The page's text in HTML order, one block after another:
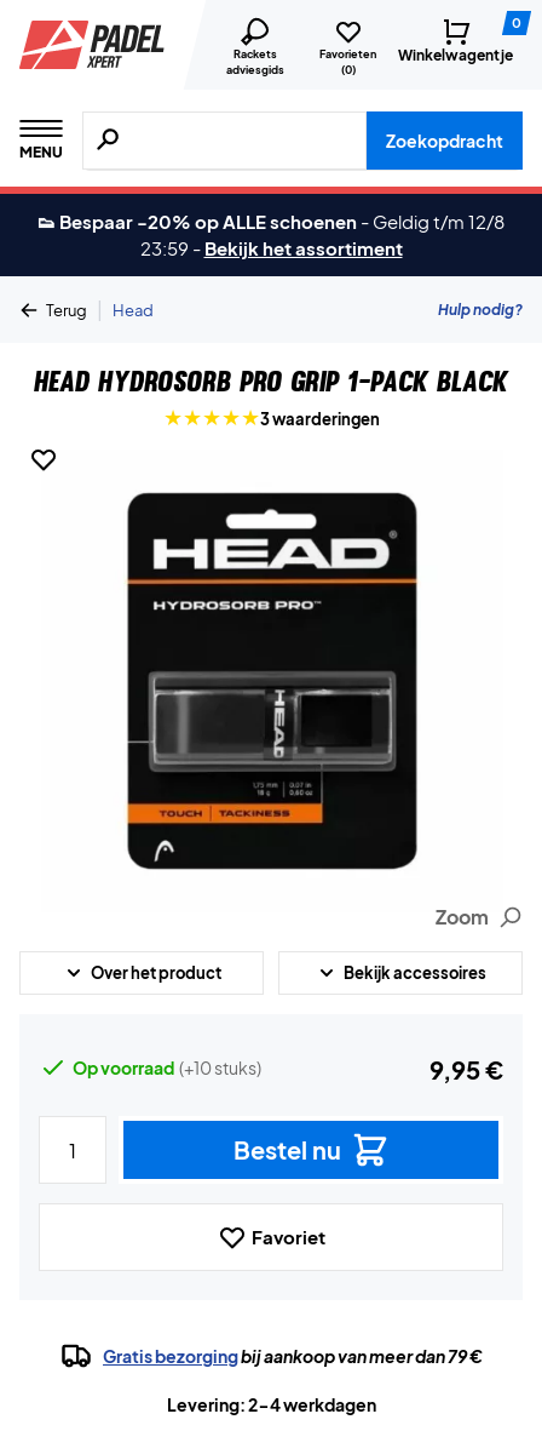
Rackets
adviesgids
Favorieten
(0)
0
Winkelwagentje
MENU
Zoeken naar producten, merken etc.
Zoekopdracht
👟 Bespaar -20% op ALLE schoenen - Geldig t/m 12/8
23:59 - Bekijk het assortiment
Terug | Head Hulp nodig?
Head Hydrosorb Pro Grip 1-Pack Black
3 waarderingen
Zoom
Over het product Bekijk accessoires
Op voorraad (+10 stuks) 9,95 €
Bestel nu
Favoriet
Gratis bezorgingbij aankoop van meer dan 79 €
Levering: 2-4 werkdagen